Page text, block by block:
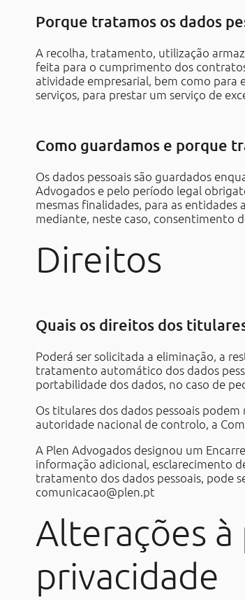
Porque tratamos os dados
A recolha, tratamento, utilização
feita para o cumprimento dos
atividade empresarial, bem como para
serviços, para prestar um serviço de
Como guardamos e porque
Os dados pessoais são guardados
Advogados e pelo período legal
mesmas finalidades, para as
mediante, neste caso, consentimento
Direitos
Quais os direitos dos
Poderá ser solicitada a eliminação, a
tratamento automático dos dados
portabilidade dos dados, no caso de
Os titulares dos dados pessoais
autoridade nacional de controlo, a
A Plen Advogados designou um
informação adicional, esclarecimento
tratamento dos dados pessoais, pode
comunicacao@plen.pt
Alterações
privacidade